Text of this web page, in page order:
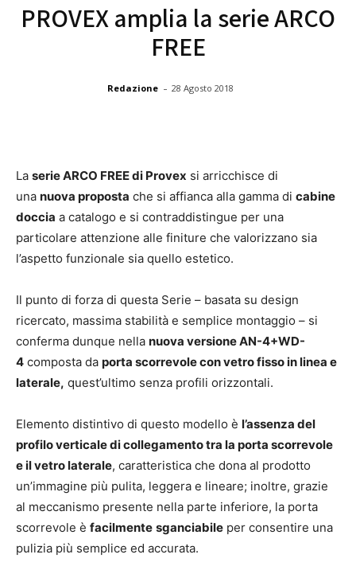
PROVEX amplia la serie ARCO
FREE
Redazione - 28 Agosto 2018
La serie ARCO FREE di Provex si arricchisce di
una nuova proposta che si affianca alla gamma di cabine
doccia a catalogo e si contraddistingue per una
particolare attenzione alle finiture che valorizzano sia
l’aspetto funzionale sia quello estetico.
Il punto di forza di questa Serie – basata su design
ricercato, massima stabilità e semplice montaggio – si
conferma dunque nella nuova versione AN-4+WD-
4 composta da porta scorrevole con vetro fisso in linea e
laterale, quest’ultimo senza profili orizzontali.
Elemento distintivo di questo modello è l’assenza del
profilo verticale di collegamento tra la porta scorrevole
e il vetro laterale, caratteristica che dona al prodotto
un’immagine più pulita, leggera e lineare; inoltre, grazie
al meccanismo presente nella parte inferiore, la porta
scorrevole è facilmente sganciabile per consentire una
pulizia più semplice ed accurata.